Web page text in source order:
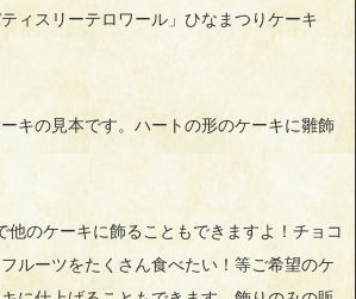
ィスリーテロワール」ひなまつりケーキ
キの見本です。ハートの形のケーキに雛飾
他のケーキに飾ることもできますよ！チョコ
ルーツをたくさん食べたい！等ご希望のケ